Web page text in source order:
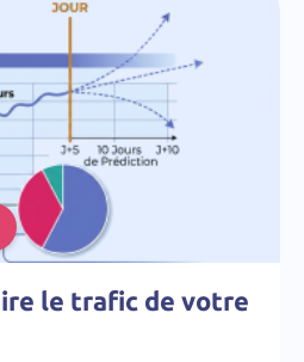
le trafic de votre